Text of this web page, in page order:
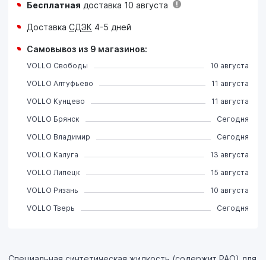
Бесплатная доставка 10 августа
Доставка СДЭК 4-5 дней
Самовывоз из 9 магазинов:
VOLLO Свободы
10 августа
VOLLO Алтуфьево
11 августа
VOLLO Кунцево
11 августа
VOLLO Брянск
Сегодня
VOLLO Владимир
Сегодня
VOLLO Калуга
13 августа
VOLLO Липецк
15 августа
VOLLO Рязань
10 августа
VOLLO Тверь
Сегодня